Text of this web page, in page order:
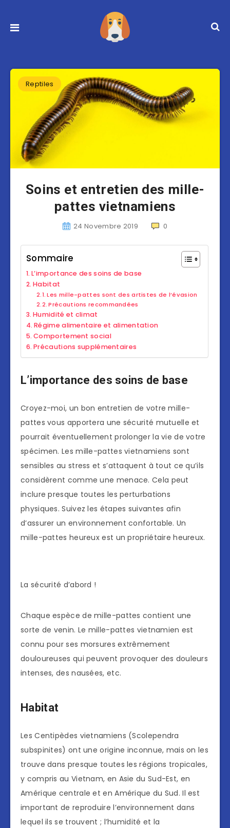
Reptiles
Soins et entretien des mille-
pattes vietnamiens
24 Novembre 2019 0
Sommaire
L’importance des soins de base
Habitat
Les mille-pattes sont des artistes de l’évasion
Précautions recommandées
Humidité et climat
Régime alimentaire et alimentation
Comportement social
Précautions supplémentaires
L’importance des soins de base
Croyez-moi, un bon entretien de votre mille-
pattes vous apportera une sécurité mutuelle et
pourrait éventuellement prolonger la vie de votre
spécimen. Les mille-pattes vietnamiens sont
sensibles au stress et s’attaquent à tout ce qu’ils
considèrent comme une menace. Cela peut
inclure presque toutes les perturbations
physiques. Suivez les étapes suivantes afin
d’assurer un environnement confortable. Un
mille-pattes heureux est un propriétaire heureux.
La sécurité d’abord !
Chaque espèce de mille-pattes contient une
sorte de venin. Le mille-pattes vietnamien est
connu pour ses morsures extrêmement
douloureuses qui peuvent provoquer des douleurs
intenses, des nausées, etc.
Habitat
Les Centipèdes vietnamiens (Scolependra
subspinites) ont une origine inconnue, mais on les
trouve dans presque toutes les régions tropicales,
y compris au Vietnam, en Asie du Sud-Est, en
Amérique centrale et en Amérique du Sud. Il est
important de reproduire l’environnement dans
lequel ils se trouvent ; l’humidité et la